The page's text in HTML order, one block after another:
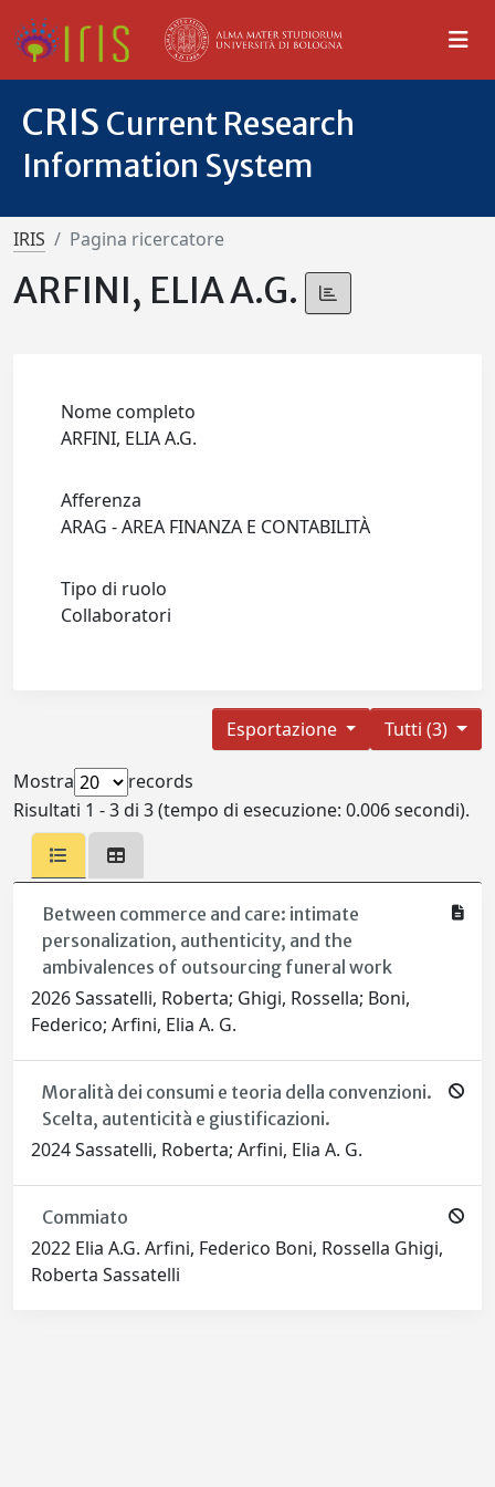
CRIS Current Research
Information System
IRIS Pagina ricercatore
ARFINI, ELIA A.G.
Nome completo
ARFINI, ELIA A.G.
Afferenza
ARAG - AREA FINANZA E CONTABILITÀ
Tipo di ruolo
Collaboratori
Tutti (3)
Esportazione
Mostra
records
Risultati 1 - 3 di 3 (tempo di esecuzione: 0.006 secondi).
Between commerce and care: intimate
personalization, authenticity, and the
ambivalences of outsourcing funeral work
2026 Sassatelli, Roberta; Ghigi, Rossella; Boni,
Federico; Arfini, Elia A. G.
Moralità dei consumi e teoria della convenzioni.
Scelta, autenticità e giustificazioni.
2024 Sassatelli, Roberta; Arfini, Elia A. G.
Commiato
2022 Elia A.G. Arfini, Federico Boni, Rossella Ghigi,
Roberta Sassatelli